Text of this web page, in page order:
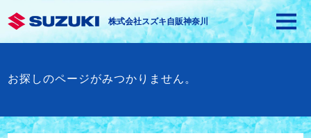
株式会社スズキ自販神奈川
お探しのページがみつかりません。